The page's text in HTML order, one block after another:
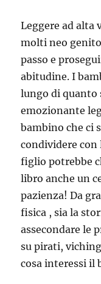
Leggere ad alta
molti neo
passo e
abitudine. I
lungo di quanto
emozionante
bambino che ci
condividere
figlio potrebbe
libro anche un
pazienza! Da
fisica , sia la
assecondare le
su pirati,
cosa interessi il